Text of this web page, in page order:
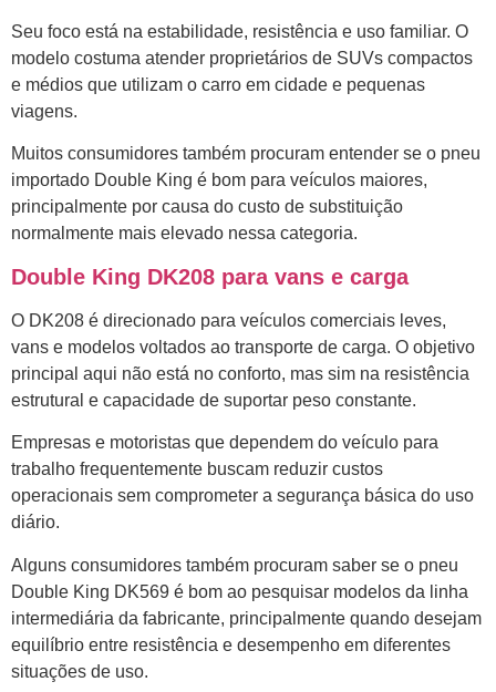
Seu foco está na estabilidade, resistência e uso familiar. O
modelo costuma atender proprietários de SUVs compactos
e médios que utilizam o carro em cidade e pequenas
viagens.
Muitos consumidores também procuram entender se o pneu
importado Double King é bom para veículos maiores,
principalmente por causa do custo de substituição
normalmente mais elevado nessa categoria.
Double King DK208 para vans e carga
O DK208 é direcionado para veículos comerciais leves,
vans e modelos voltados ao transporte de carga. O objetivo
principal aqui não está no conforto, mas sim na resistência
estrutural e capacidade de suportar peso constante.
Empresas e motoristas que dependem do veículo para
trabalho frequentemente buscam reduzir custos
operacionais sem comprometer a segurança básica do uso
diário.
Alguns consumidores também procuram saber se o pneu
Double King DK569 é bom ao pesquisar modelos da linha
intermediária da fabricante, principalmente quando desejam
equilíbrio entre resistência e desempenho em diferentes
situações de uso.